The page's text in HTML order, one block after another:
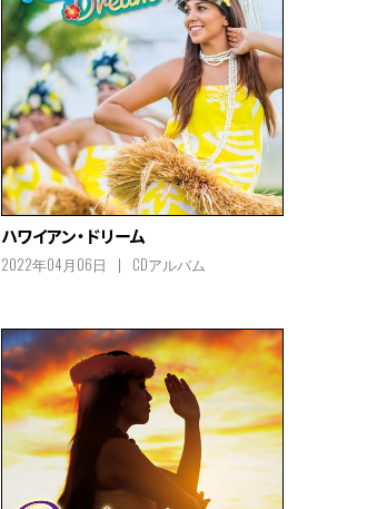
ハワイアン・ドリーム
2022年04月06日 CDアルバム